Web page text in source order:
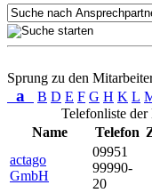
Sprung zu den
a B D E F G H K L
Telefonliste
Name
Telefon
actago
GmbH
09951
99990-
20